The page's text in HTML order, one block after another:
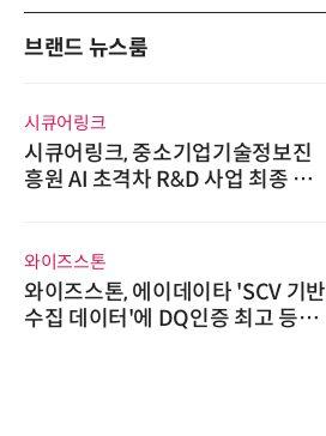
브랜드 뉴스룸
시큐어링크
시큐어링크, 중소기업기술정보진
흥원 AI 초격차 R&D 사업 최종 선
와이즈스톤
와이즈스톤, 에이데이타 'SCV 기반
수집 데이터'에 DQ인증 최고 등급